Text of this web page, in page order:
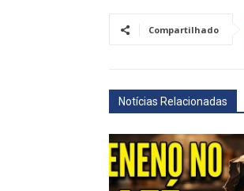
Compartilhado
Notícias Relacionadas